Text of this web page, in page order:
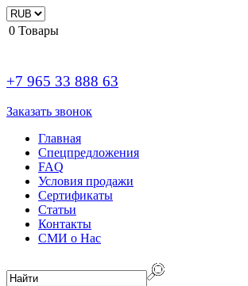
0 Товары
+7 965 33 888 63
Заказать звонок
Главная
Спецпредложения
FAQ
Условия продажи
Сертификаты
Статьи
Контакты
СМИ о Нас